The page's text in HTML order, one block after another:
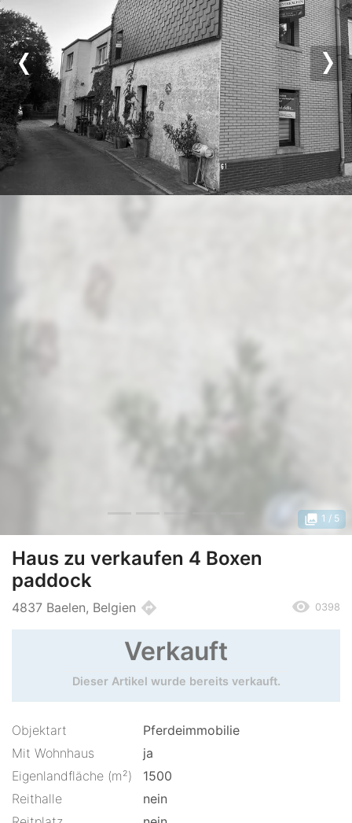
Previous
photo_library 1 / 5
Haus zu verkaufen 4 Boxen
paddock
4837 Baelen, Belgien directions remove_red_eye 0398
Verkauft
Dieser Artikel wurde bereits verkauft.
Objektart
Pferdeimmobilie
Mit Wohnhaus
ja
Eigenlandfläche (m²)
1500
Reithalle
nein